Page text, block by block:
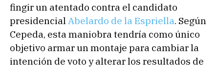
fingir un atentado contra el candidato
presidencial Abelardo de la Espriella. Según
Cepeda, esta maniobra tendría como único
objetivo armar un montaje para cambiar la
intención de voto y alterar los resultados de